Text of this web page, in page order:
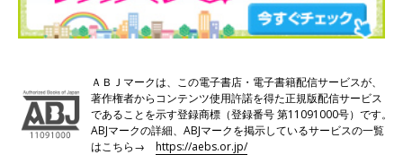
ＡＢＪマークは、この電子書店・電子書籍配信サービスが、
著作権者からコンテンツ使用許諾を得た正規版配信サービス
であることを示す登録商標（登録番号 第11091000号）です。
ABJマークの詳細、ABJマークを掲示しているサービスの一覧
はこちら→https://aebs.or.jp/